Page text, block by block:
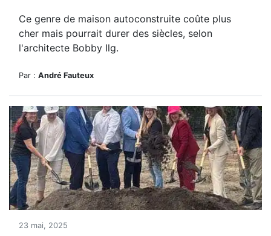
Ce genre de maison autoconstruite coûte plus
cher mais pourrait durer des siècles, selon
l'architecte Bobby Ilg.
Par : André Fauteux
23 mai, 2025